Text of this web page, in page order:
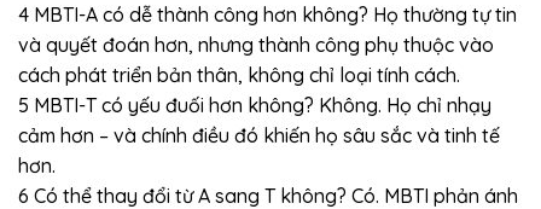
4 MBTI-A có dễ thành công hơn không? Họ thường tự tin
và quyết đoán hơn, nhưng thành công phụ thuộc vào
cách phát triển bản thân, không chỉ loại tính cách.
5 MBTI-T có yếu đuối hơn không? Không. Họ chỉ nhạy
cảm hơn – và chính điều đó khiến họ sâu sắc và tinh tế
hơn.
6 Có thể thay đổi từ A sang T không? Có. MBTI phản ánh